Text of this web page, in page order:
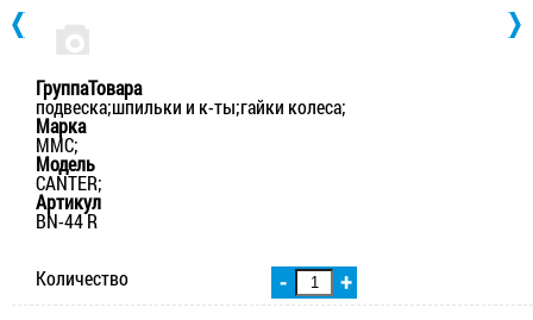
ГруппаТовара
подвеска;шпильки и к-ты;гайки колеса;
Марка
MMC;
Модель
CANTER;
Артикул
BN-44 R
+
-
Количество